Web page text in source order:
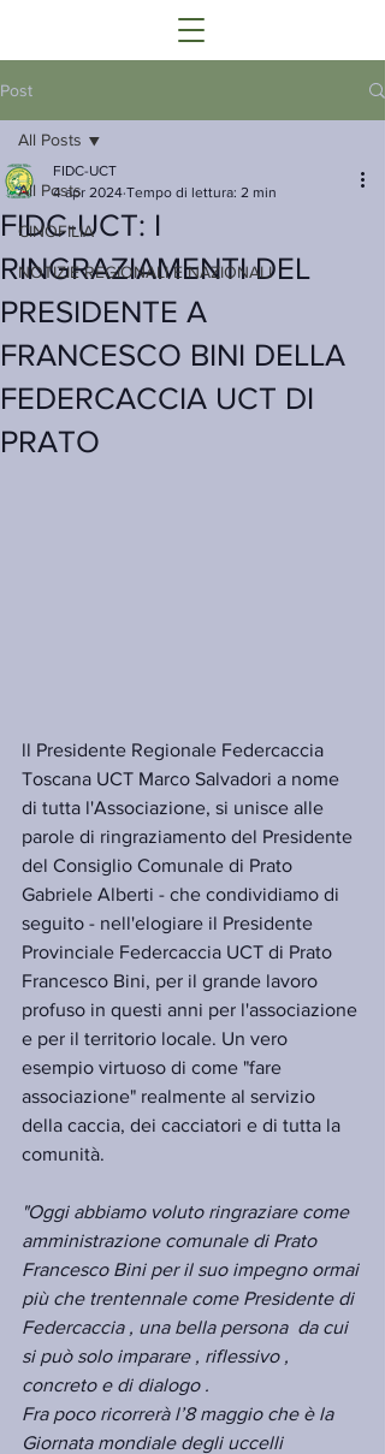
Post
All Posts
CINOFILIA
NOTIZIE REGIONALI E NAZIONALI
All Posts
FIDC-UCT: I
RINGRAZIAMENTI DEL
PRESIDENTE A
FRANCESCO BINI DELLA
FEDERCACCIA UC T DI
PRATO
FIDC-UCT
4 apr 2024 Tempo di lettura: 2 min
ll Presidente Regionale Federcaccia
Toscana UCT Marco Salvadori a nome
di tutta l'Associazione, si unisce alle
parole di ringraziamento del Presidente
del Consiglio Comunale di Prato
Gabriele Alberti - che condividiamo di
seguito - nell'elogiare il Presidente
Provinciale Federcaccia UCT di Prato
Francesco Bini, per il grande lavoro
profuso in questi anni per l'associazione
e per il territorio locale. Un vero
esempio virtuoso di come "fare
associazione" realmente al servizio
della caccia, dei cacciatori e di tutta la
comunità.
"Oggi abbiamo voluto ringraziare come
amministrazione comunale di Prato
Francesco Bini per il suo impegno ormai
più che trentennale come Presidente di
Federcaccia , una bella persona  da cui
si può solo imparare , riflessivo ,
concreto e di dialogo .
Fra poco ricorrerà l’8 maggio che è la
Giornata mondiale degli uccelli